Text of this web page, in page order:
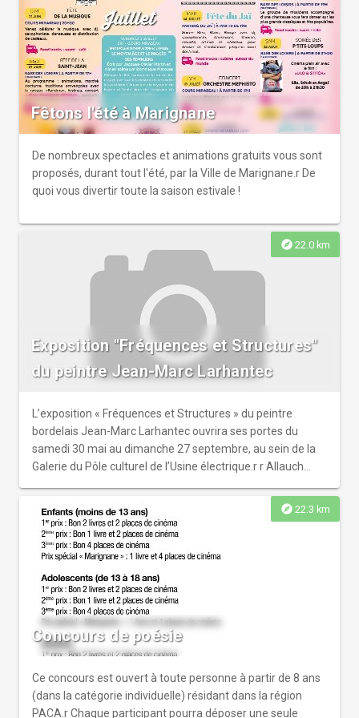
Debout / Semi-assisr Spectacle nocturne
Fêtons l'été à Marignane
De nombreux spectacles et animations gratuits vous sont
proposés, durant tout l'été, par la Ville de Marignane.r De
quoi vous divertir toute la saison estivale !
explore 22.0 km
Exposition "Fréquences et Structures"
du peintre Jean-Marc Larhantec
L’exposition « Fréquences et Structures » du peintre
bordelais Jean-Marc Larhantec ouvrira ses portes du
samedi 30 mai au dimanche 27 septembre, au sein de la
Galerie du Pôle culturel de l’Usine électrique.r r Allauch
œuvres qui traduisent une recherche de résonance
universelle. Un travail qui fait alors écho à l’histoire d’un
lieu, transformant l’Usine Électrique en un espace où l’art
et l’énergie se rejoignent. Installée à l’Usine Électrique,
vitrine de la culture sous toutes ses formes, l’exposition
prend toute sa dimension. Pour l’artiste :r r La connexion
est naturelle. Tout comme l’Usine transformait de
l’énergie à partir de la matière, je tente de générer une
énergie émotionnelle à travers mes toiles.r r Venez
apprécier la recherche d’une densité, d’une résistance,
d’une présence réelle de la matière. Quand la texture n’est
pas décorative, mais constitue le langage même de
l’œuvre nait d’une immersion sonore. Les œuvres de Jean-
explore 22.3 km
Concours de poésie
Ce concours est ouvert à toute personne à partir de 8 ans
(dans la catégorie individuelle) résidant dans la région
PACA.r Chaque participant pourra déposer une seule